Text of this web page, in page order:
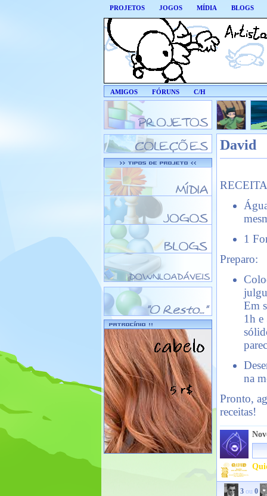
PROJETOS JOGOS MÍDIA BLOGS
AMIGOS FÓRUNS C/H
David
1
Preparo:
Em
1h e
na
Pronto,
receitas!
3 ou 0